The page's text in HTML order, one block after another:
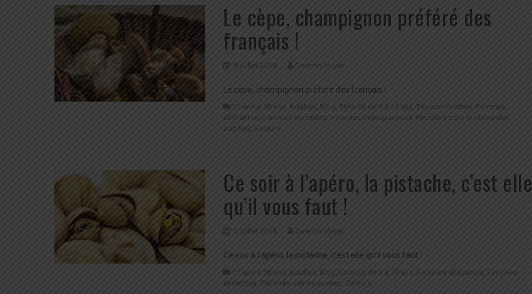
Le cèpe, champignon préféré des
français !
8 juillet 2018 Quentin Mayet
Le cèpe, champignon préféré des français !
11 ans à 18 ans, Adultes , Blog , Enfants de 3 à 10 ans, Espace recettes , Femmes
allaitantes, Femmes enceintes Femmes ménopausées, Recettes pour le plaisir des
papilles Seniors
Ce soir à l’apéro, la pistache, c’est elle
qu’il vous faut !
6 juillet 2018 Quentin Mayet
Ce soir à l’apéro, la pistache, c’est elle qu’il vous faut !
11 ans à 18 ans Adultes Blog , Enfants de 3 à 10 ans, Femmes allaitantes Femmes
enceintes Femmes ménopausées, Seniors